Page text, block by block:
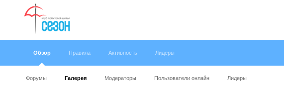
Обзор
Форумы Галерея Модераторы Пользователи онлайн Лидеры
Правила Активность Лидеры